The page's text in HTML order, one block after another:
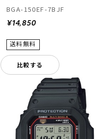
BGA-150EF-7BJF
¥14,850
比較する